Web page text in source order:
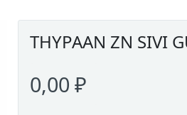
THYPAAN ZN SIVI
0,00 ₽